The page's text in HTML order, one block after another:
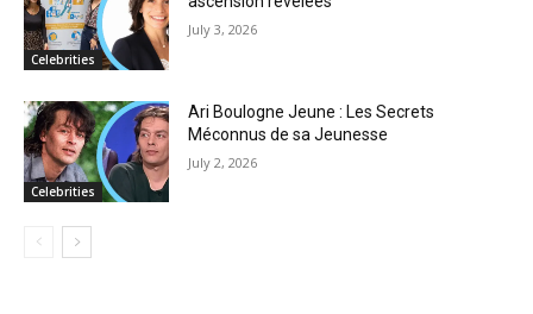
Celebrities
July 3, 2026
Celebrities
Ari Boulogne Jeune : Les Secrets
Méconnus de sa Jeunesse
July 2, 2026